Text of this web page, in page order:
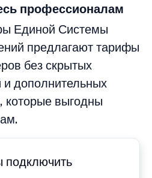
профессионалам
Единой Системы
предлагают тарифы
без скрытых
и дополнительных
которые выгодны
подключить